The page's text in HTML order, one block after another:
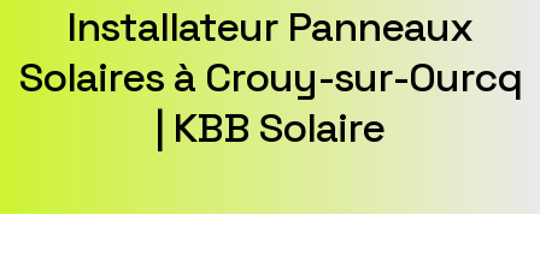
Installateur Panneaux
Solaires à Crouy-sur-Ourcq
| KBB Solaire